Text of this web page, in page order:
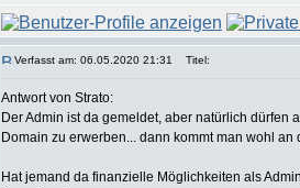
Verfasst am: 06.05.2020 21:31 Titel:
Antwort von Strato:
Der Admin ist da gemeldet, aber natürlich
Domain zu erwerben... dann kommt man wohl an
Hat jemand da finanzielle Möglichkeiten als